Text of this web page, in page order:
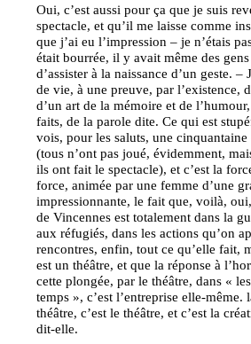
Oui, c’est aussi pour ça que je suis
spectacle, et qu’il me laisse comme
que j’ai eu l’impression – je n’étais
était bourrée, il y avait même des
d’assister à la naissance d’un geste. –
de vie, à une preuve, par l’existence,
d’un art de la mémoire et de
faits, de la parole dite. Ce qui est
vois, pour les saluts, une cinquantaine
(tous n’ont pas joué, évidemment,
ils ont fait le spectacle), et c’est la
force, animée par une femme d’une
impressionnante, le fait que, voilà,
de Vincennes est totalement dans la
aux réfugiés, dans les actions qu’on
rencontres, enfin, tout ce qu’elle fait,
est un théâtre, et que la réponse à
cette plongée, par le théâtre, dans «
temps », c’est l’entreprise elle-même.
théâtre, c’est le théâtre, et c’est la
dit-elle.